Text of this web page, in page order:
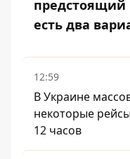
предстоящий
есть два
12:59
В Украине
некоторые
12 часов